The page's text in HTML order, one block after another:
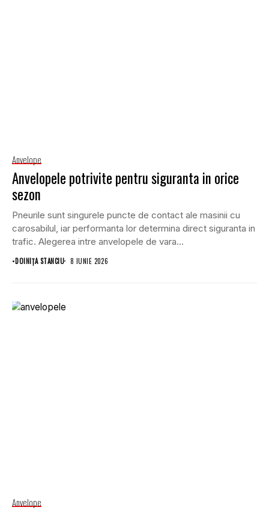
Anvelope
Anvelopele potrivite pentru siguranta in orice
sezon
Pneurile sunt singurele puncte de contact ale masinii cu
carosabilul, iar performanta lor determina direct siguranta in
trafic. Alegerea intre anvelopele de vara...
•DOINIŢA STANCIU 8 IUNIE 2026
Anvelope